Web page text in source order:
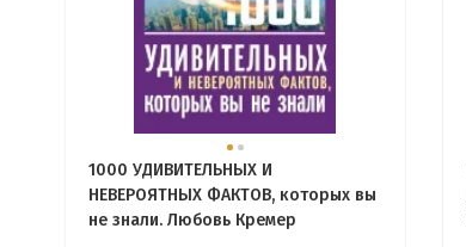
1000 УДИВИТЕЛЬНЫХ И
НЕВЕРОЯТНЫХ ФАКТОВ, которых вы
не знали. Любовь Кремер